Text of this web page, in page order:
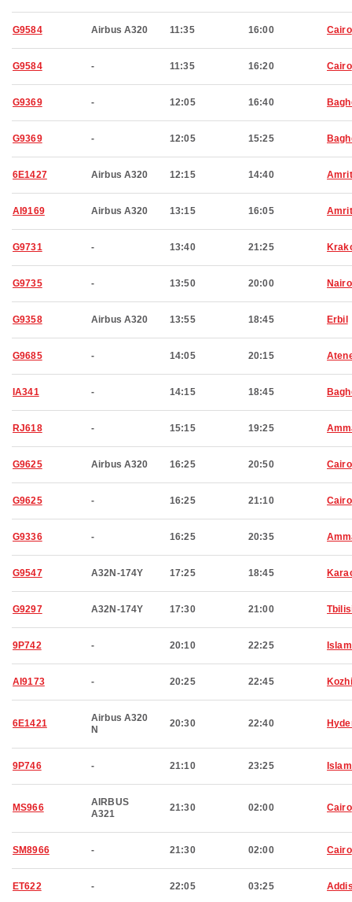
G9584 Airbus A320 11:35 16:00 Cairo
G9584 - 11:35 16:20 Cairo
G9369 - 12:05 16:40
G9369 - 12:05 15:25
6E1427 Airbus A320 12:15 14:40
AI9169 Airbus A320 13:15 16:05
G9731 - 13:40 21:25
G9735 - 13:50 20:00
G9358 Airbus A320 13:55 18:45 Erbil
G9685 - 14:05 20:15
IA341 - 14:15 18:45
RJ618 - 15:15 19:25
G9625 Airbus A320 16:25 20:50 Cairo
G9625 - 16:25 21:10 Cairo
G9336 - 16:25 20:35
G9547 A32N-174Y 17:25 18:45
G9297 A32N-174Y 17:30 21:00
9P742 - 20:10 22:25
AI9173 - 20:25 22:45
6E1421
Airbus A320
N
20:30 22:40
9P746 - 21:10 23:25
MS966
AIRBUS
A321
21:30 02:00 Cairo
SM8966 - 21:30 02:00 Cairo
ET622 - 22:05 03:25